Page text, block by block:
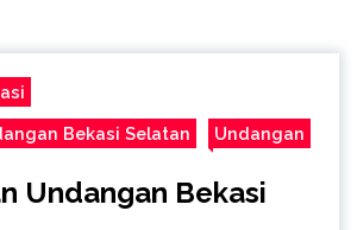
Bekasi Selatan Undangan
Undangan Bekasi